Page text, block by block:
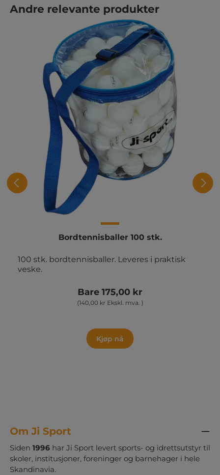
Hopp over produktgalleri
Andre relevante produkter
Bordtennisballer 100 stk.
100 stk. bordtennisballer. Leveres i praktisk
veske.
Bare 175,00 kr
(140,00 kr Ekskl. mva. )
Kjøp nå
Om Ji Sport
Siden 1996 har Ji Sport levert sports- og idrettsutstyr til
skoler, institusjoner, foreninger og barnehager i hele
Skandinavia.